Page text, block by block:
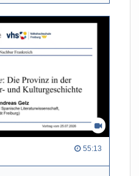
55:13